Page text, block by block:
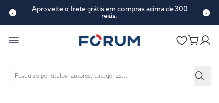
Aproveite o frete grátis em compras acima de 300
reais.